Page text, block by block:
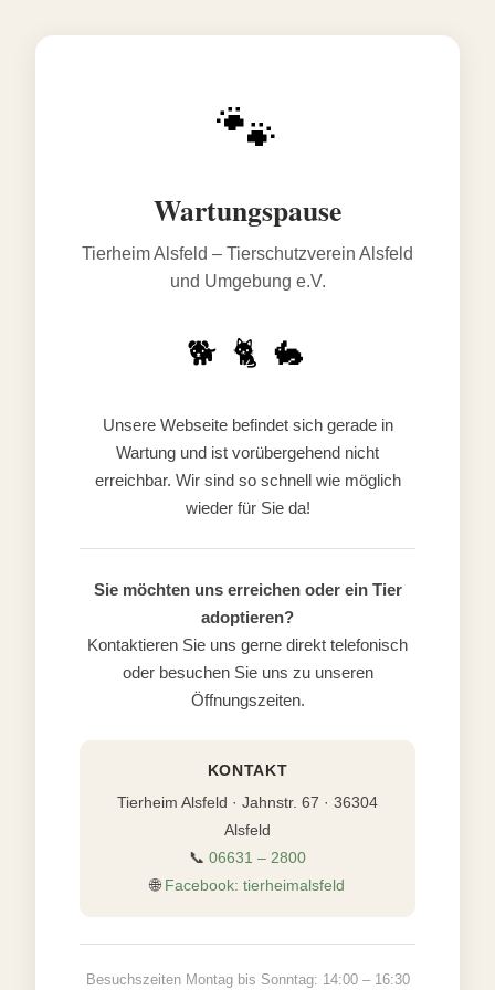
🐾
Wartungspause
Tierheim Alsfeld – Tierschutzverein Alsfeld
und Umgebung e.V.
🐕 🐈 🐇
Unsere Webseite befindet sich gerade in
Wartung und ist vorübergehend nicht
erreichbar. Wir sind so schnell wie möglich
wieder für Sie da!
Sie möchten uns erreichen oder ein Tier
adoptieren?
Kontaktieren Sie uns gerne direkt telefonisch
oder besuchen Sie uns zu unseren
Öffnungszeiten.
KONTAKT
Tierheim Alsfeld · Jahnstr. 67 · 36304
Alsfeld
📞 06631 – 2800
🌐 Facebook: tierheimalsfeld
Besuchszeiten Montag bis Sonntag: 14:00 – 16:30